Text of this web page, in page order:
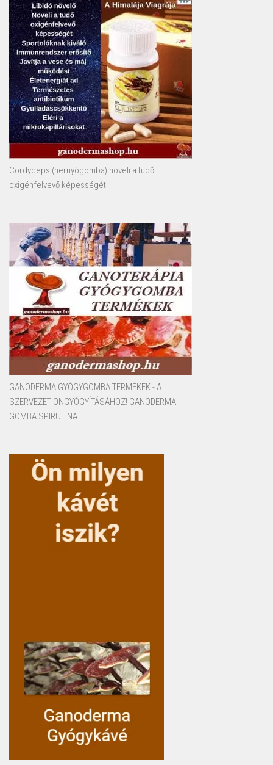
Cordyceps (hernyógomba) növeli a tüdő
oxigénfelvevő képességét
GANODERMA GYÓGYGOMBA TERMÉKEK - A
SZERVEZET ÖNGYÓGYÍTÁSÁHOZ! GANODERMA
GOMBA SPIRULINA